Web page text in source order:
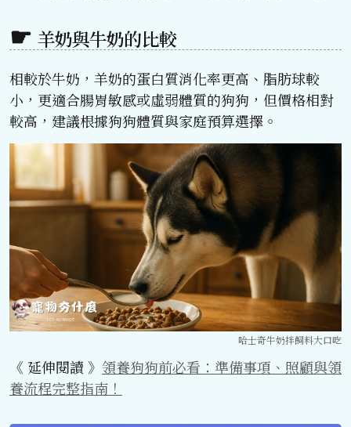
羊奶與牛奶的比較
相較於牛奶，羊奶的蛋白質消化率更高、脂肪球較
小，更適合腸胃敏感或虛弱體質的狗狗，但價格相對
較高，建議根據狗狗體質與家庭預算選擇。
哈士奇牛奶拌飼料大口吃
《 延伸閱讀 》 領養狗狗前必看：準備事項、照顧與領
養流程完整指南！